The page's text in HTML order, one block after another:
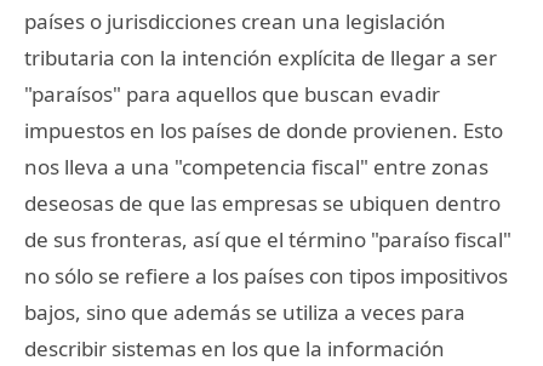
países o jurisdicciones crean una legislación
tributaria con la intención explícita de llegar a ser
"paraísos" para aquellos que buscan evadir
impuestos en los países de donde provienen. Esto
nos lleva a una "competencia fiscal" entre zonas
deseosas de que las empresas se ubiquen dentro
de sus fronteras, así que el término "paraíso fiscal"
no sólo se refiere a los países con tipos impositivos
bajos, sino que además se utiliza a veces para
describir sistemas en los que la información